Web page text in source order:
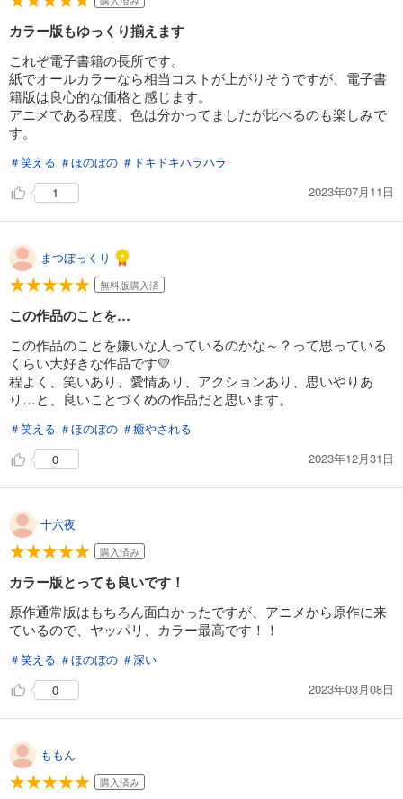
カラー版もゆっくり揃えます
これぞ電子書籍の長所です。
紙でオールカラーなら相当コストが上がりそうですが、電子書
籍版は良心的な価格と感じます。
アニメである程度、色は分かってましたが比べるのも楽しみで
す。
＃笑える ＃ほのぼの ＃ドキドキハラハラ
1
2023年07月11日
まつぼっくり
無料版購入済
この作品のことを…
この作品のことを嫌いな人っているのかな～？って思っている
くらい大好きな作品です💛
程よく、笑いあり、愛情あり、アクションあり、思いやりあ
り…と、良いことづくめの作品だと思います。
＃笑える ＃ほのぼの ＃癒やされる
0
2023年12月31日
十六夜
購入済み
カラー版とっても良いです！
原作通常版はもちろん面白かったですが、アニメから原作に来
ているので、ヤッパリ、カラー最高です！！
＃笑える ＃ほのぼの ＃深い
0
2023年03月08日
ももん
購入済み